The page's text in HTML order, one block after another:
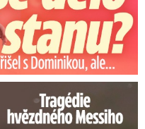
mu táta (†68)!